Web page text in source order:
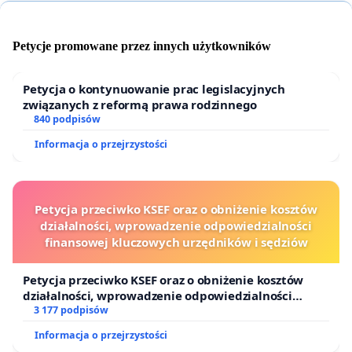
Brak strat dla budżetu Spółki:Skoro parkingi
niewykorzystane, wprowadzenie darmowego
parkowania dla ograniczonej grupy (tylko
mieszkańców) nie spowoduje utraty
przychodów od turystów, których w tym czasie
Ekologia i bezpieczeństwo:Zmniejszenie
darmowego miejsca na ciasnych osiedlach
wpłynie na redukcję spalin i poprawi
zamieszkałych.
Wierzę, że wprowadzenie proponowanych zmian
spotka się z aprobatą Rady Miasta i będzie
Petycje promowane przez innych użytkowników
Petycja o kontynuowanie prac legislacyjnych
związanych z reformą prawa rodzinnego
840 podpisów
Informacja o przejrzystości
Petycja przeciwko KSEF oraz o obniżenie kosztów
działalności, wprowadzenie odpowiedzialności
finansowej kluczowych urzędników i sędziów
Petycja przeciwko KSEF oraz o obniżenie kosztów
działalności, wprowadzenie odpowiedzialności
finansowej kluczowych urzędników i sędziów
3 177 podpisów
Informacja o przejrzystości